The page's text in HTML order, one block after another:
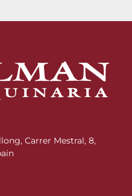
Carrer Mestral, 8,